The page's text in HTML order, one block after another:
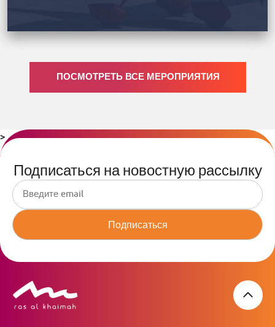
ПОСМОТРЕТЬ ВСЕ МЕРОПРИЯТИЯ
>
Подписаться на новостную рассылку
Подписаться